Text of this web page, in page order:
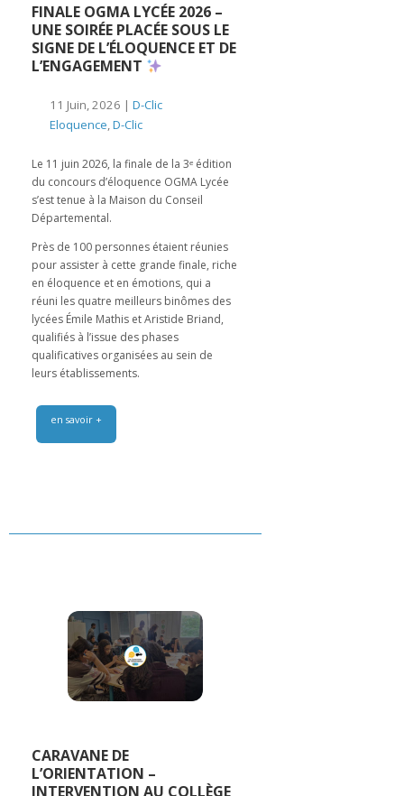
️FINALE OGMA LYCÉE 2026 –
UNE SOIRÉE PLACÉE SOUS LE
SIGNE DE L’ÉLOQUENCE ET DE
L’ENGAGEMENT
11 Juin, 2026 | D-Clic
Eloquence,D-Clic
Le 11 juin 2026, la finale de la 3ᵉ édition
du concours d’éloquence OGMA Lycée
s’est tenue à la Maison du Conseil
Départemental.
Près de 100 personnes étaient réunies
pour assister à cette grande finale, riche
en éloquence et en émotions, qui a
réuni les quatre meilleurs binômes des
lycées Émile Mathis et Aristide Briand,
qualifiés à l’issue des phases
qualificatives organisées au sein de
leurs établissements.
en savoir +
CARAVANE DE
L’ORIENTATION –
INTERVENTION AU COLLÈGE